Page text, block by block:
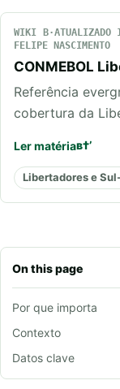
On this page
Por que importa
Contexto
Datos clave
WIKI
FELIPE NASCIMENTO
CONMEBOL
Referência
cobertura da
Ler matéria
Libertadores e